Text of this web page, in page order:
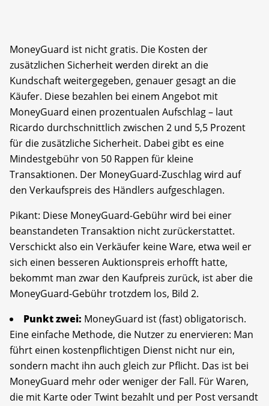
MoneyGuard ist nicht gratis. Die Kosten der
zusätzlichen Sicherheit werden direkt an die
Kundschaft weitergegeben, genauer gesagt an die
Käufer. Diese bezahlen bei einem Angebot mit
MoneyGuard einen prozentualen Aufschlag – laut
Ricardo durchschnittlich zwischen 2 und 5,5 Prozent
für die zusätzliche Sicherheit. Dabei gibt es eine
Mindestgebühr von 50 Rappen für kleine
Transaktionen. Der MoneyGuard-Zuschlag wird auf
den Verkaufspreis des Händlers aufgeschlagen.
Pikant: Diese MoneyGuard-Gebühr wird bei einer
beanstandeten Transaktion nicht zurückerstattet.
Verschickt also ein Verkäufer keine Ware, etwa weil er
sich einen besseren Auktionspreis erhofft hatte,
bekommt man zwar den Kaufpreis zurück, ist aber die
MoneyGuard-Gebühr trotzdem los, Bild 2.
Punkt zwei: MoneyGuard ist (fast) obligatorisch.
Eine einfache Methode, die Nutzer zu enervieren: Man
führt einen kostenpflichtigen Dienst nicht nur ein,
sondern macht ihn auch gleich zur Pflicht. Das ist bei
MoneyGuard mehr oder weniger der Fall. Für Waren,
die mit Karte oder Twint bezahlt und per Post versandt